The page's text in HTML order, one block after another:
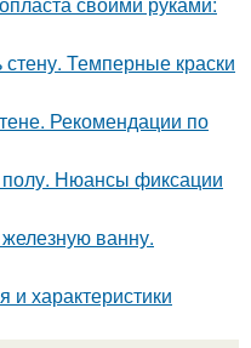
Темперные краски
Рекомендации по
Нюансы фиксации
железную ванну.
характеристики